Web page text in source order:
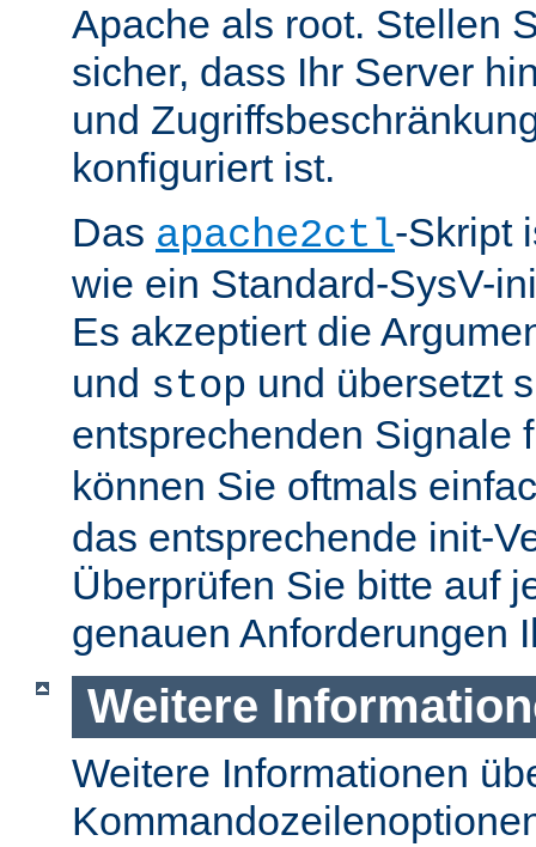
Apache als root. Stellen
sicher, dass Ihr Server
und
konfiguriert ist.
Das apache2ctl-Skript
wie ein Standard-SysV-
Es akzeptiert die
und stop und übersetzt
entsprechenden Signale
können Sie oftmals
das entsprechende init-
Überprüfen Sie bitte auf
genauen Anforderungen
Weitere
Weitere Informationen